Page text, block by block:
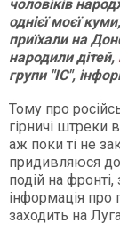
чоловіків
однієї моєї
приїхали на
народили дітей,
групи "ІС",
Тому про
гірничі штреки
аж поки ті не
придивляюся
подій на фронті,
інформація про
заходить на